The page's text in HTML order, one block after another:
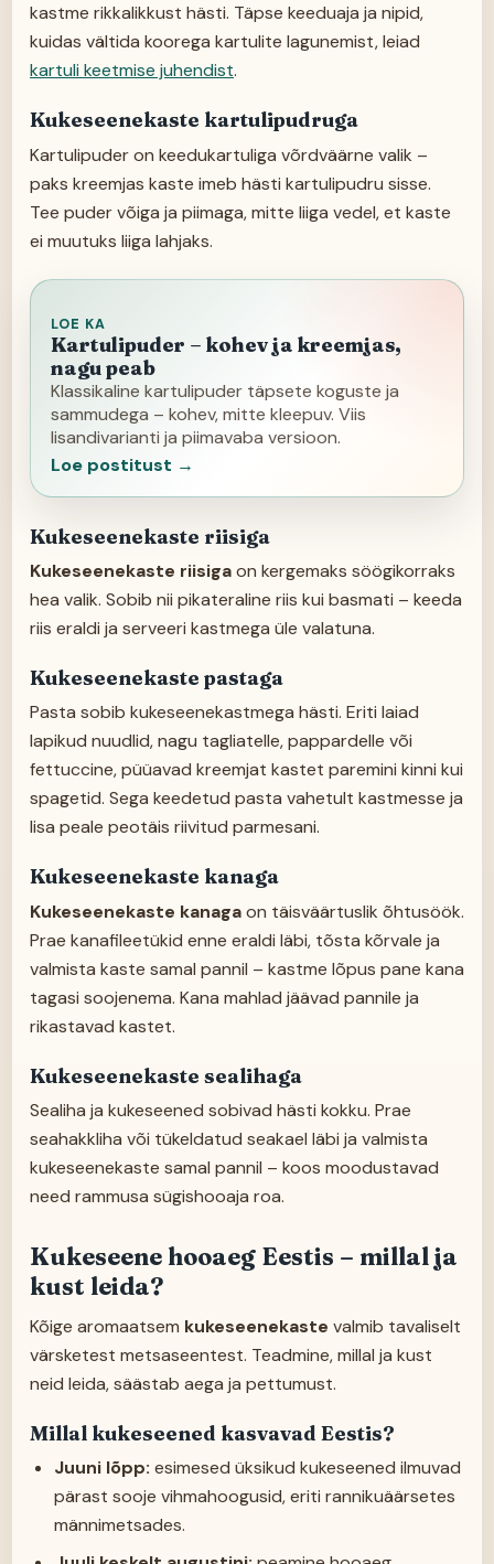
kastme rikkalikkust hästi. Täpse keeduaja ja nipid,
kuidas vältida koorega kartulite lagunemist, leiad
kartuli keetmise juhendist.
Kukeseenekaste kartulipudruga
Kartulipuder on keedukartuliga võrdväärne valik –
paks kreemjas kaste imeb hästi kartulipudru sisse.
Tee puder võiga ja piimaga, mitte liiga vedel, et kaste
ei muutuks liiga lahjaks.
LOE KA
Kartulipuder – kohev ja kreemjas,
nagu peab
Klassikaline kartulipuder täpsete koguste ja
sammudega – kohev, mitte kleepuv. Viis
lisandivarianti ja piimavaba versioon.
Loe postitust →
Kukeseenekaste riisiga
Kukeseenekaste riisigaon kergemaks söögikorraks
hea valik. Sobib nii pikateraline riis kui basmati – keeda
riis eraldi ja serveeri kastmega üle valatuna.
Kukeseenekaste pastaga
Pasta sobib kukeseenekastmega hästi. Eriti laiad
lapikud nuudlid, nagu tagliatelle, pappardelle või
fettuccine, püüavad kreemjat kastet paremini kinni kui
spagetid. Sega keedetud pasta vahetult kastmesse ja
lisa peale peotäis riivitud parmesani.
Kukeseenekaste kanaga
Kukeseenekaste kanagaon täisväärtuslik õhtusöök.
Prae kanafileetükid enne eraldi läbi, tõsta kõrvale ja
valmista kaste samal pannil – kastme lõpus pane kana
tagasi soojenema. Kana mahlad jäävad pannile ja
rikastavad kastet.
Kukeseenekaste sealihaga
Sealiha ja kukeseened sobivad hästi kokku. Prae
seahakkliha või tükeldatud seakael läbi ja valmista
kukeseenekaste samal pannil – koos moodustavad
need rammusa sügishooaja roa.
Kukeseene hooaeg Eestis – millal ja
kust leida?
Kõige aromaatsem kukeseenekaste valmib tavaliselt
värsketest metsaseentest. Teadmine, millal ja kust
neid leida, säästab aega ja pettumust.
Millal kukeseened kasvavad Eestis?
Juuni lõpp: esimesed üksikud kukeseened ilmuvad
pärast sooje vihmahoogusid, eriti rannikuäärsetes
männimetsades.